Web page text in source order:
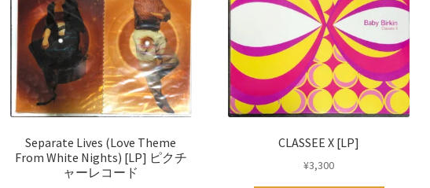
Separate Lives (Love Theme
From White Nights) [LP] ピクチ
ャーレコード
CLASSEE X [LP]
¥3,300